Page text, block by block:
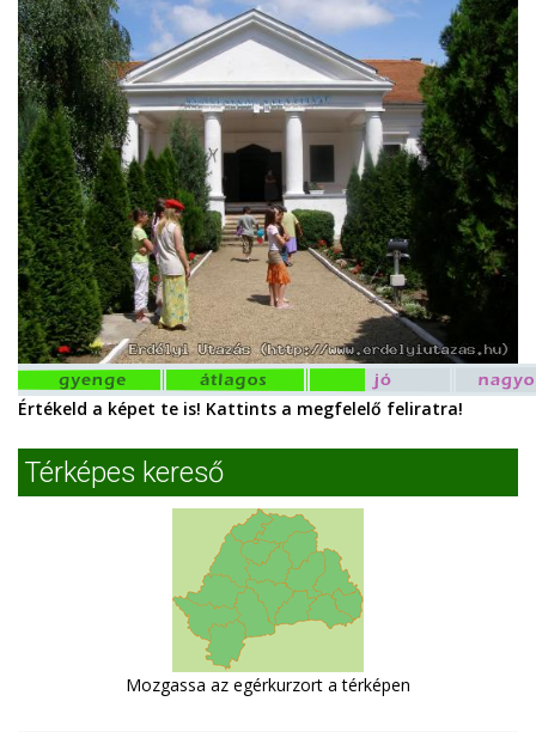
Értékeld a képet te is! Kattints a megfelelő feliratra!
Térképes kereső
Mozgassa az egérkurzort a térképen